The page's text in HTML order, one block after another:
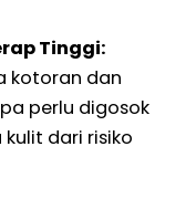
Tinggi:
kotoran dan
perlu digosok
dari risiko